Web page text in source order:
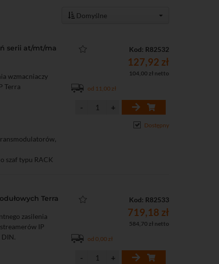
Domyślne
serii at/mt/ma
wzmacniaczy
Terra
szaf typu RACK
Kod: R82532
127,92 zł
104,00 zł netto
od 11,00 zł
Dostępny
Terra
zasilenia
IP
DIN.
Kod: R82533
719,18 zł
584,70 zł netto
od 0,00 zł